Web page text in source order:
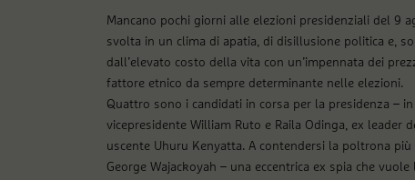
Mancano pochi giorni alle elezioni presidenziali del 9
svolta in un clima di apatia, di disillusione politica e,
dall’elevato costo della vita con un’impennata dei
fattore etnico da sempre determinante nelle elezioni.
Quattro sono i candidati in corsa per la presidenza –
vicepresidente William Ruto e Raila Odinga, ex leader
uscente Uhuru Kenyatta. A contendersi la poltrona
George Wajackoyah – una eccentrica ex spia che